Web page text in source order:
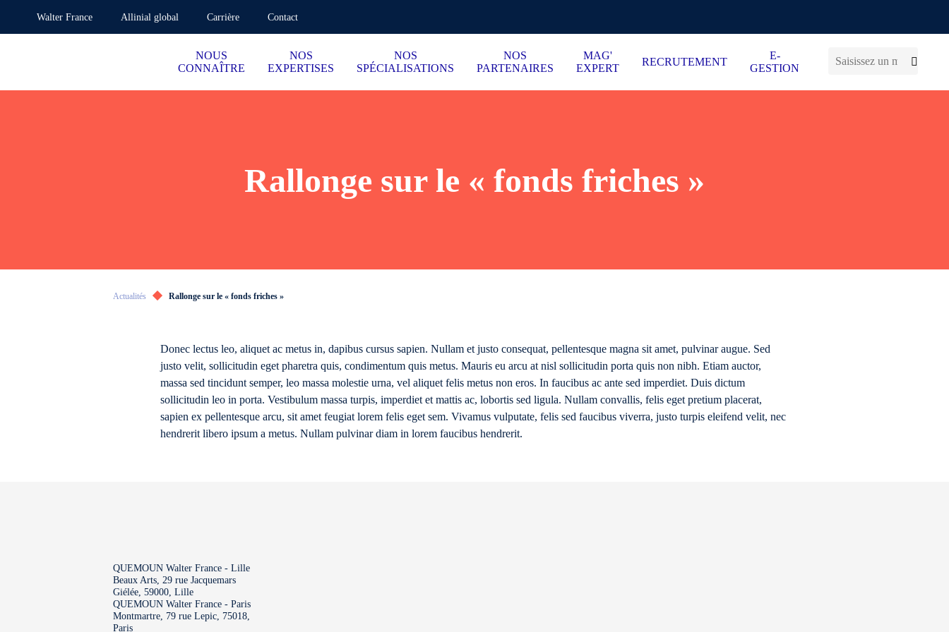
Walter France Allinial global Carrière Contact
NOUS
CONNAÎTRE
NOS
EXPERTISES
NOS
SPÉCIALISATIONS
NOS
PARTENAIRES
MAG'
EXPERT
RECRUTEMENT
E-
GESTION
Rallonge sur le « fonds friches »
Actualités Rallonge sur le « fonds friches »
Donec lectus leo, aliquet ac metus in, dapibus cursus sapien. Nullam et justo consequat, pellentesque magna sit amet, pulvinar augue. Sed
justo velit, sollicitudin eget pharetra quis, condimentum quis metus. Mauris eu arcu at nisl sollicitudin porta quis non nibh. Etiam auctor,
massa sed tincidunt semper, leo massa molestie urna, vel aliquet felis metus non eros. In faucibus ac ante sed imperdiet. Duis dictum
sollicitudin leo in porta. Vestibulum massa turpis, imperdiet et mattis ac, lobortis sed ligula. Nullam convallis, felis eget pretium placerat,
sapien ex pellentesque arcu, sit amet feugiat lorem felis eget sem. Vivamus vulputate, felis sed faucibus viverra, justo turpis eleifend velit, nec
hendrerit libero ipsum a metus. Nullam pulvinar diam in lorem faucibus hendrerit.
QUEMOUN Walter France - Lille
Beaux Arts, 29 rue Jacquemars
Giélée, 59000, Lille
QUEMOUN Walter France - Paris
Montmartre, 79 rue Lepic, 75018,
Paris